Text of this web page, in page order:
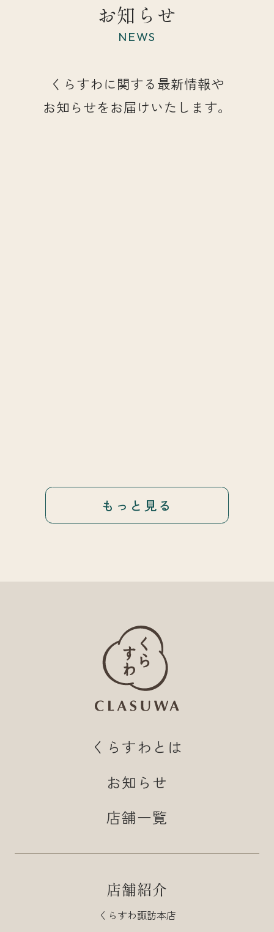
お知らせ
NEWS
くらすわに関する最新情報や
お知らせをお届けいたします。
もっと見る
くらすわとは
お知らせ
店舗一覧
店舗紹介
くらすわ諏訪本店